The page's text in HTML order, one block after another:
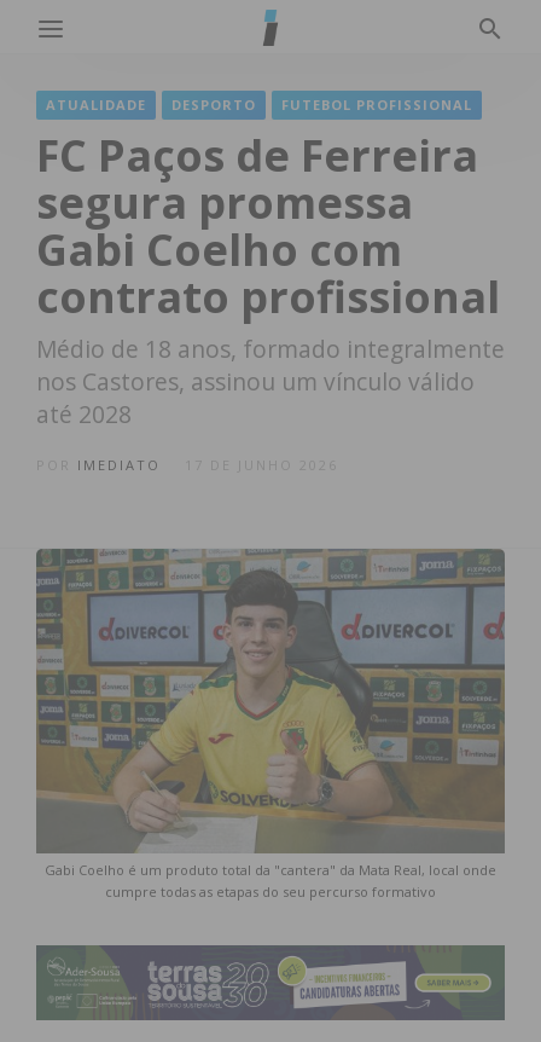
ATUALIDADE DESPORTO FUTEBOL PROFISSIONAL
FC Paços de Ferreira
segura promessa
Gabi Coelho com
contrato profissional
Médio de 18 anos, formado integralmente
nos Castores, assinou um vínculo válido
até 2028
IMEDIATO 17 DE JUNHO 2026
Gabi Coelho é um produto total da "cantera" da Mata Real, local onde
cumpre todas as etapas do seu percurso formativo